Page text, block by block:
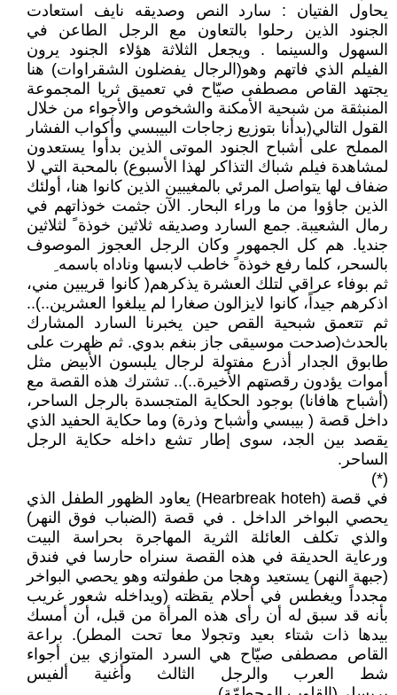
يحاول الفتيان : سارد النص وصديقه نايف استعادت
الجنود الذين رحلوا بالتعاون مع الرجل الطاعن في
السهول والسينما . ويجعل الثلاثة هؤلاء الجنود يرون
الفيلم الذي فاتهم وهو(الرجال يفضلون الشقراوات) هنا
يجتهد القاص مصطفى صيّاح في تعميق ثريا المجموعة
المنبثقة من شبحية الأمكنة والشخوص والأجواء من خلال
القول التالي(بدأنا بتوزيع زجاجات البيبسي وأكواب الفشار
المملح على أشباح الجنود الموتى الذين بدأوا يستعدون
لمشاهدة فيلم شباك التذاكر لهذا الأسبوع) بالمحبة التي لا
ضفاف لها يتواصل المرئي بالمغيبين الذين كانوا هنا، أولئك
الذين جاؤوا من ما وراء البحار. الآن جثمت خوذاتهم في
رمال الشعيبة. جمع السارد وصديقه ثلاثين خوذة ً لثلاثين
جنديا. هم كل الجمهور وكان الرجل العجوز الموصوف
بالسحر، كلما رفع خوذة ً خاطب لابسها وناداه باسمه ِ
ثم بوفاء عراقي لتلك العشرة يذكرهم( كانوا قريبين مني،
اذكرهم جيداً، كانوا لايزالون صغارا لم يبلغوا العشرين..)..
ثم تتعمق شبحية القص حين يخبرنا السارد المشارك
بالحدث(صدحت موسيقى جاز بنغم بدوي. ثم ظهرت على
طابوق الجدار أذرع مفتولة لرجال يلبسون الأبيض مثل
أموات يؤدون رقصتهم الأخيرة..).. تشترك هذه القصة مع
(أشباح هافانا) بوجود الحكاية المتجسدة بالرجل الساحر،
داخل قصة ( بيبسي وأشباح وذرة) وما حكاية الحفيد الذي
يقصد بين الجد، سوى إطار تشع داخله حكاية الرجل
الساحر.
(*)
في قصة (Hearbreak hoteh) يعاود الظهور الطفل الذي
يحصي البواخر الداخل . في قصة (الضباب فوق النهر)
والذي تكلف العائلة الثرية المهاجرة بحراسة البيت
ورعاية الحديقة في هذه القصة سنراه حارسا في فندق
(جبهة النهر) يستعيد وهجا من طفولته وهو يحصي البواخر
مجدداً ويغطس في أحلام يقظته (ويداخله شعور غريب
بأنه قد سبق له أن رأى هذه المرأة من قبل، أن أمسك
بيدها ذات شتاء بعيد وتجولا معا تحت المطر). براعة
القاص مصطفى صيّاح هي السرد المتوازي بين أجواء
شط العرب والرجل الثالث وأغنية ألفيس